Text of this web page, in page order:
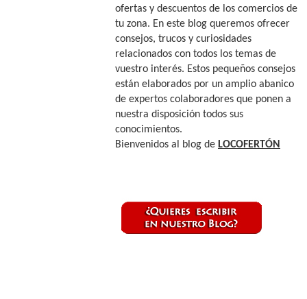
ofertas y descuentos de los comercios de
tu zona. En este blog queremos ofrecer
consejos, trucos y curiosidades
relacionados con todos los temas de
vuestro interés. Estos pequeños consejos
están elaborados por un amplio abanico
de expertos colaboradores que ponen a
nuestra disposición todos sus
conocimientos.
Bienvenidos al blog de LOCOFERTÓN